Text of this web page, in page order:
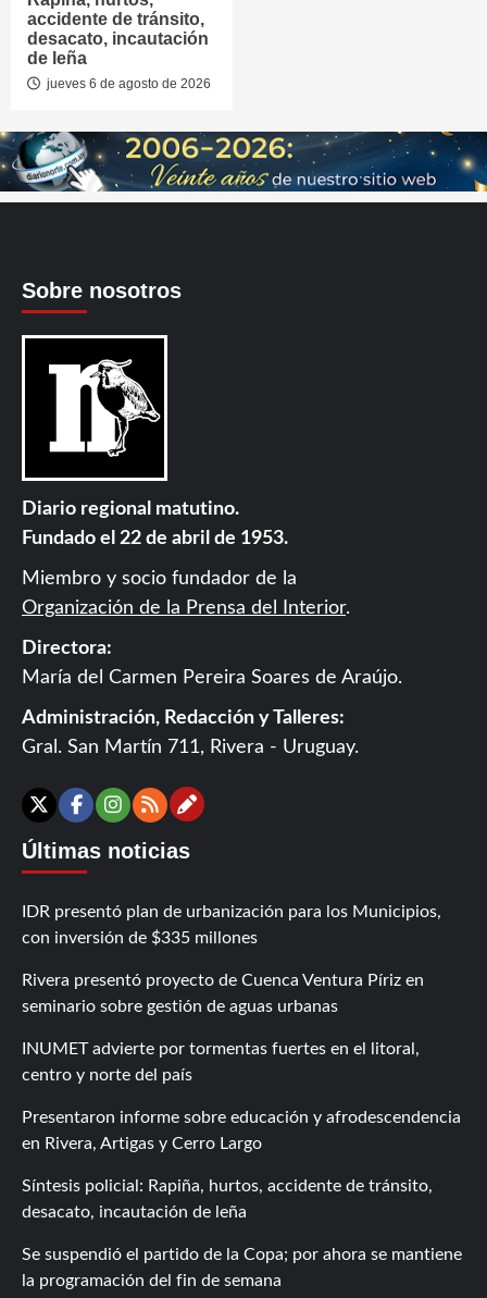
accidente de tránsito,
desacato, incautación
de leña
jueves 6 de agosto de 2026
Sobre nosotros
Diario regional matutino.
Fundado el 22 de abril de 1953.
Miembro y socio fundador de la
Organización de la Prensa del Interior.
Directora:
María del Carmen Pereira Soares de Araújo.
Administración, Redacción y Talleres:
Gral. San Martín 711, Rivera - Uruguay.
X Facebook
Instagram
RSSContáctanos
Últimas noticias
IDR presentó plan de urbanización para los Municipios,
con inversión de $335 millones
Rivera presentó proyecto de Cuenca Ventura Píriz en
seminario sobre gestión de aguas urbanas
INUMET advierte por tormentas fuertes en el litoral,
centro y norte del país
Presentaron informe sobre educación y afrodescendencia
en Rivera, Artigas y Cerro Largo
Síntesis policial: Rapiña, hurtos, accidente de tránsito,
desacato, incautación de leña
Se suspendió el partido de la Copa; por ahora se mantiene
la programación del fin de semana